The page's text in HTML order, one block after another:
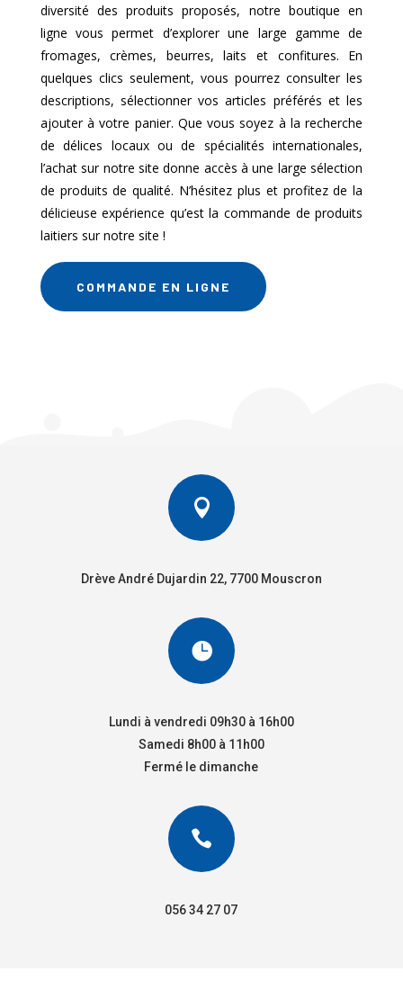
diversité des produits proposés, notre boutique en
ligne vous permet d’explorer une large gamme de
fromages, crèmes, beurres, laits et confitures. En
quelques clics seulement, vous pourrez consulter les
descriptions, sélectionner vos articles préférés et les
ajouter à votre panier. Que vous soyez à la recherche
de délices locaux ou de spécialités internationales,
l’achat sur notre site donne accès à une large sélection
de produits de qualité. N’hésitez plus et profitez de la
délicieuse expérience qu’est la commande de produits
laitiers sur notre site !
COMMANDE EN LIGNE

Drève André Dujardin 22, 7700 Mouscron

Lundi à vendredi 09h30 à 16h00
Samedi 8h00 à 11h00
Fermé le dimanche

056 34 27 07